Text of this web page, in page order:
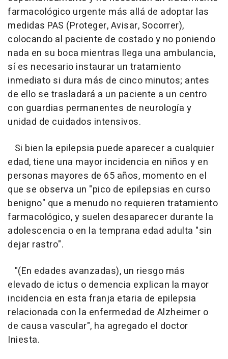
farmacológico urgente más allá de adoptar las
medidas PAS (Proteger, Avisar, Socorrer),
colocando al paciente de costado y no poniendo
nada en su boca mientras llega una ambulancia,
sí es necesario instaurar un tratamiento
inmediato si dura más de cinco minutos; antes
de ello se trasladará a un paciente a un centro
con guardias permanentes de neurología y
unidad de cuidados intensivos.
Si bien la epilepsia puede aparecer a cualquier
edad, tiene una mayor incidencia en niños y en
personas mayores de 65 años, momento en el
que se observa un "pico de epilepsias en curso
benigno" que a menudo no requieren tratamiento
farmacológico, y suelen desaparecer durante la
adolescencia o en la temprana edad adulta "sin
dejar rastro".
"(En edades avanzadas), un riesgo más
elevado de ictus o demencia explican la mayor
incidencia en esta franja etaria de epilepsia
relacionada con la enfermedad de Alzheimer o
de causa vascular", ha agregado el doctor
Iniesta.